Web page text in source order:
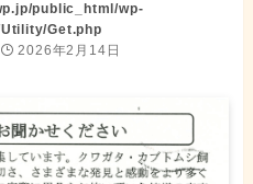
public_html/wp-
Get.php
2026年2月14日